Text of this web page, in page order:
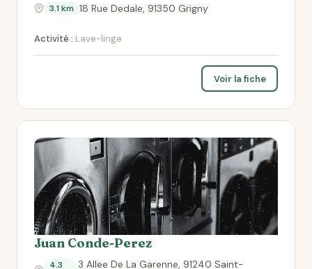
3.1 km 18 Rue Dedale, 91350 Grigny
Activité : Lave-linge
Voir la fiche
Juan Conde-Perez
4.3
3 Allee De La Garenne, 91240 Saint-